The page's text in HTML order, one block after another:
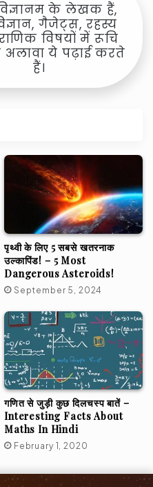
के लेखक हैं,
गैजेट्स, रहस्य
विषयों में रूचि
ये पढ़ाई करते
हैं।
पृथ्वी के लिए 5 सबसे खतरनाक
उल्कापिंड! – 5 Most
Dangerous Asteroids!
September 5, 2024
गणित से जुड़ी कुछ दिलचस्प बातें –
Interesting Facts About
Maths In Hindi
February 1, 2020